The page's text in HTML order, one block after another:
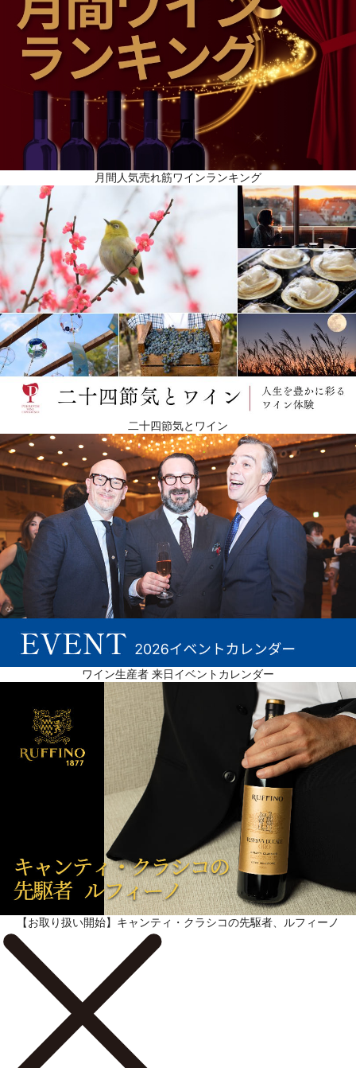
月間人気売れ筋ワインランキング
二十四節気とワイン
ワイン生産者 来日イベントカレンダー
【お取り扱い開始】キャンティ・クラシコの先駆者、ルフィーノ